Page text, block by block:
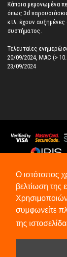
Ο ιστότοπος
βελτίωση της
συμφωνείτε
της
Κάποια μεμονωμένα
όπως 3d
κτλ. έχουν αυξημένες
συστήματος.
Τελευταίες
20/09/2024, MAC (>
23/09/2024